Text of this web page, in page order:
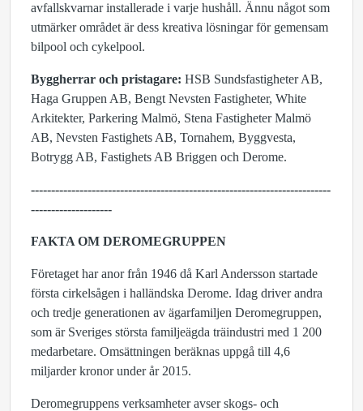
avfallskvarnar installerade i varje hushåll. Ännu något som
utmärker området är dess kreativa lösningar för gemensam
bilpool och cykelpool.
Byggherrar och pristagare: HSB Sundsfastigheter AB,
Haga Gruppen AB, Bengt Nevsten Fastigheter, White
Arkitekter, Parkering Malmö, Stena Fastigheter Malmö
AB, Nevsten Fastighets AB, Tornahem, Byggvesta,
Botrygg AB, Fastighets AB Briggen och Derome.
--------------------------------------------------------------------------
--------------------
FAKTA OM DEROMEGRUPPEN
Företaget har anor från 1946 då Karl Andersson startade
första cirkelsågen i halländska Derome. Idag driver andra
och tredje generationen av ägarfamiljen Deromegruppen,
som är Sveriges största familjeägda träindustri med 1 200
medarbetare. Omsättningen beräknas uppgå till 4,6
miljarder kronor under år 2015.
Deromegruppens verksamheter avser skogs- och